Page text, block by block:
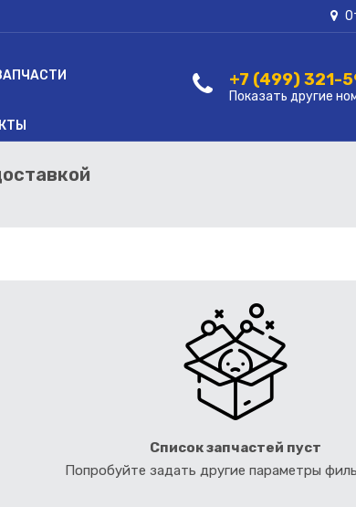
+7 (499) 321-
Показать другие
Список запчастей пуст
Попробуйте задать другие параметры